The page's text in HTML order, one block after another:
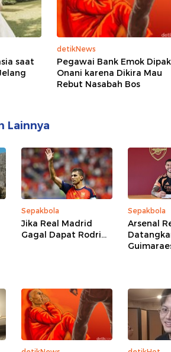
saat
detikNews
Pegawai Bank Emok
Onani karena Dikira Mau
Rebut Nasabah Bos
Lainnya
Sepakbola
Jika Real Madrid
Gagal Dapat Rodri...
Sepakbola
Arsenal